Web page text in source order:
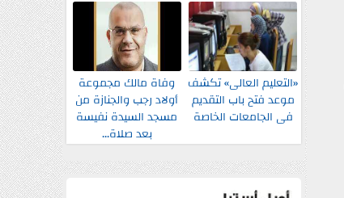
«التعليم العالى» تكشف
موعد فتح باب التقديم
فى الجامعات الخاصة
وفاة مالك مجموعة
أولاد رجب والجنازة من
مسجد السيدة نفيسة
بعد صلاة...